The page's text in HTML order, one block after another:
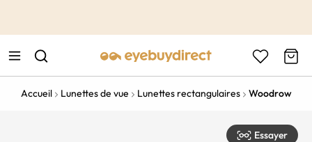
Accueil Lunettes de vue Lunettes rectangulaires Woodrow
Essayer